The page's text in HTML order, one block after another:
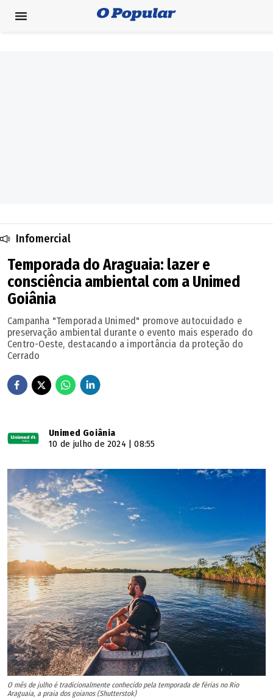
Infomercial
Temporada do Araguaia: lazer e
consciência ambiental com a Unimed
Goiânia
Campanha "Temporada Unimed" promove autocuidado e
preservação ambiental durante o evento mais esperado do
Centro-Oeste, destacando a importância da proteção do
Cerrado
Unimed Goiânia
10 de julho de 2024 | 08:55
O mês de julho é tradicionalmente conhecido pela temporada de férias no Rio
Araguaia, a praia dos goianos (Shutterstok)